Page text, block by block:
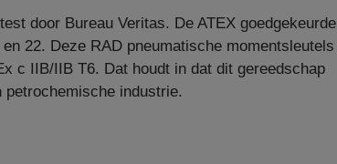
door Bureau Veritas. De ATEX goedgekeurde
22. Deze RAD pneumatische momentsleutels
c IIB/IIB T6. Dat houdt in dat dit gereedschap
industrie.